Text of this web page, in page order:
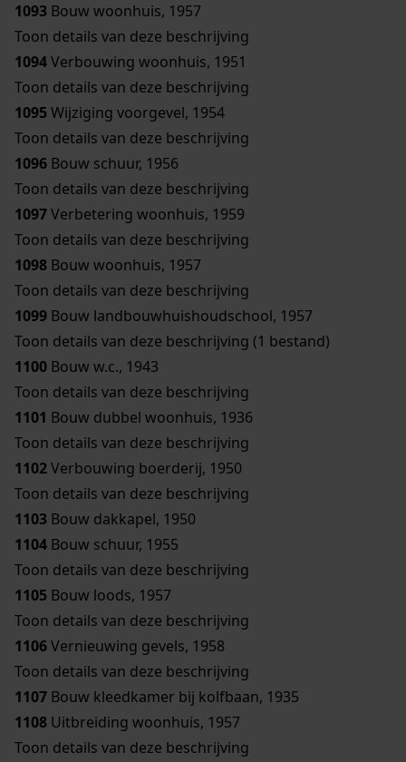
1093 Bouw woonhuis, 1957
Toon details van deze beschrijving
1094Verbouwing woonhuis, 1951
Toon details van deze beschrijving
1095Wijziging voorgevel, 1954
Toon details van deze beschrijving
1096 Bouw schuur, 1956
Toon details van deze beschrijving
1097Verbetering woonhuis, 1959
Toon details van deze beschrijving
1098 Bouw woonhuis, 1957
Toon details van deze beschrijving
1099 Bouw landbouwhuishoudschool, 1957
Toon details van deze beschrijving (1 bestand)
1100 Bouw w.c., 1943
Toon details van deze beschrijving
1101 Bouw dubbel woonhuis, 1936
Toon details van deze beschrijving
1102Verbouwing boerderij, 1950
Toon details van deze beschrijving
1103 Bouw dakkapel, 1950
1104 Bouw schuur, 1955
Toon details van deze beschrijving
1105 Bouw loods, 1957
Toon details van deze beschrijving
1106Vernieuwing gevels, 1958
Toon details van deze beschrijving
1107 Bouw kleedkamer bij kolfbaan, 1935
1108 Uitbreiding woonhuis, 1957
Toon details van deze beschrijving